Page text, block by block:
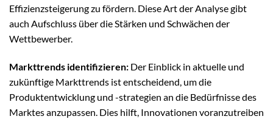
Effizienzsteigerung zu fördern. Diese Art der Analyse gibt
auch Aufschluss über die Stärken und Schwächen der
Wettbewerber.
Markttrends identifizieren: Der Einblick in aktuelle und
zukünftige Markttrends ist entscheidend, um die
Produktentwicklung und -strategien an die Bedürfnisse des
Marktes anzupassen. Dies hilft, Innovationen voranzutreiben